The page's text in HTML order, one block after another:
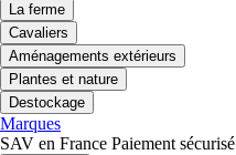
La ferme
Cavaliers
Aménagements extérieurs
Plantes et nature
Destockage
Marques
SAV en France Paiement sécurisé